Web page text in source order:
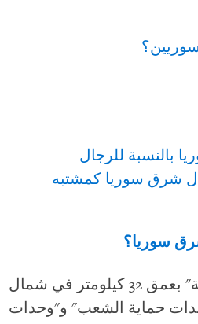
بالنسبة للرجال
شرق سوريا كمشتبه
سوريا؟
لطالما أعلن أردوغان عن هدفه بإنشاء "منطقة آمنة" بعمق 32 كيلومتر في شمال
حماية الشعب" و"وحدات